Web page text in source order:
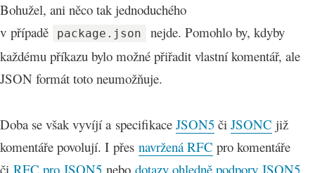
Bohužel, ani něco tak jednoduchého
v případě
package.json
nejde. Pomohlo by, kdyby
každému příkazu bylo možné přiřadit vlastní komentář, ale
JSON formát toto neumožňuje.
Doba se však vyvíjí a specifikace JSON5 či JSONC již
komentáře povolují. I přes navržená RFC pro komentáře
či RFC pro JSON5 nebo dotazy ohledně podpory JSON5